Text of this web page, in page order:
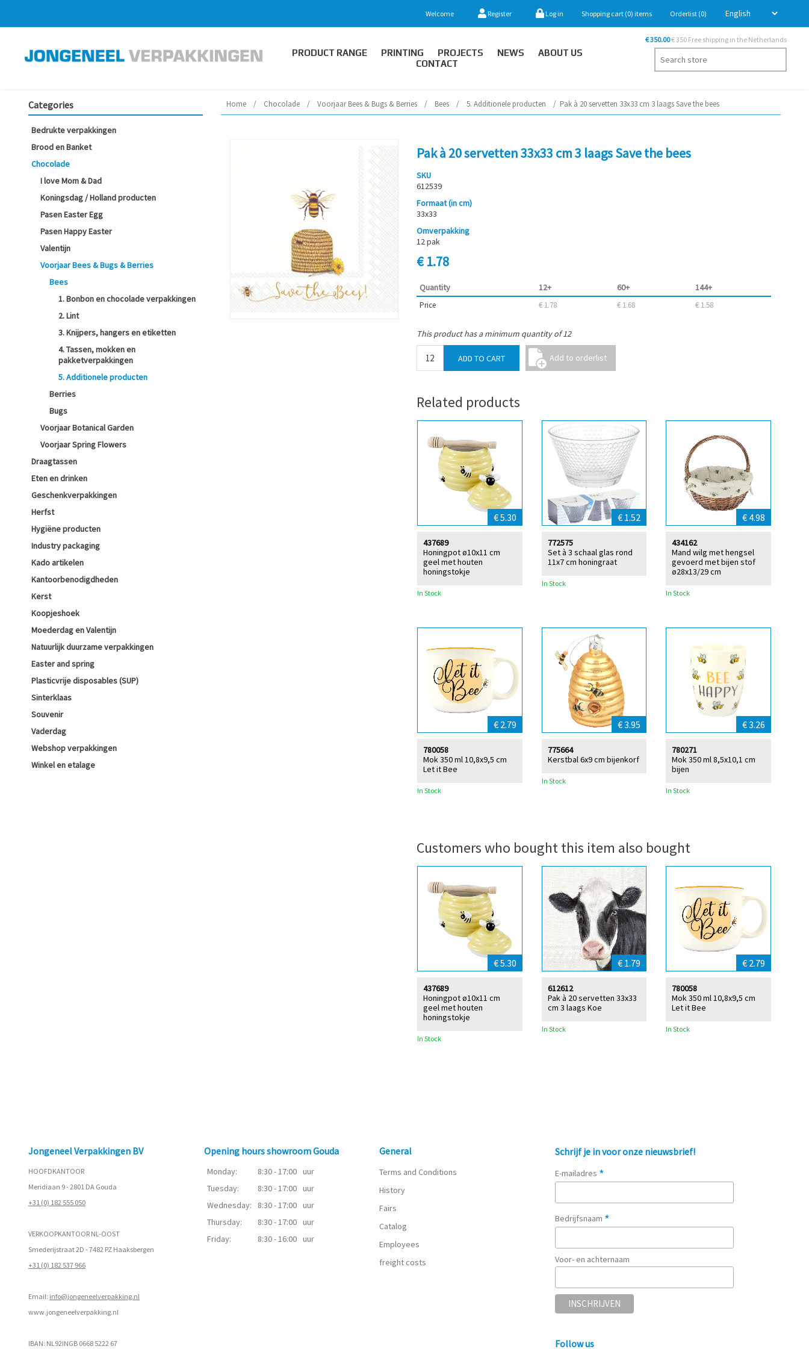
Welcome Register Log in Shopping cart (0) items Orderlist (0)
PRODUCT RANGE PRINTING PROJECTS NEWS
ABOUT US
CONTACT
€ 350.00€ 350 Free shipping in the Netherlands
Categories
Bedrukte verpakkingen
Brood en Banket
Chocolade
I love Mom & Dad
Koningsdag / Holland producten
Pasen Easter Egg
Pasen Happy Easter
Valentijn
Voorjaar Bees & Bugs & Berries
Bees
1. Bonbon en chocolade verpakkingen
2. Lint
3. Knijpers, hangers en etiketten
4. Tassen, mokken en
pakketverpakkingen
5. Additionele producten
Berries
Bugs
Voorjaar Botanical Garden
Voorjaar Spring Flowers
Draagtassen
Eten en drinken
Geschenkverpakkingen
Herfst
Hygiëne producten
Industry packaging
Kado artikelen
Kantoorbenodigdheden
Kerst
Koopjeshoek
Moederdag en Valentijn
Natuurlijk duurzame verpakkingen
Easter and spring
Plasticvrije disposables (SUP)
Sinterklaas
Souvenir
Vaderdag
Webshop verpakkingen
Winkel en etalage
Home / Chocolade / Voorjaar Bees & Bugs & Berries / Bees / 5. Additionele producten / Pak à 20 servetten 33x33 cm 3 laags Save the bees
Pak à 20 servetten 33x33 cm 3 laags Save the bees
SKU
612539
Formaat (in cm)
33x33
Omverpakking
12 pak
€ 1.78
Quantity 12+ 60+ 144+
Price € 1.78 € 1.68 € 1.58
This product has a minimum quantity of 12
Related products
€ 5.30
Honingpot ø10x11 cm
geel met houten
honingstokje
437689
In Stock
€ 1.52
Set à 3 schaal glas rond
11x7 cm honingraat
772575
In Stock
€ 4.98
Mand wilg met hengsel
gevoerd met bijen stof
ø28x13/29 cm
434162
In Stock
€ 2.79
Mok 350 ml 10,8x9,5 cm
Let it Bee
780058
In Stock
€ 3.95
Kerstbal 6x9 cm bijenkorf
775664
In Stock
€ 3.26
Mok 350 ml 8,5x10,1 cm
bijen
780271
In Stock
Customers who bought this item also bought
€ 5.30
Honingpot ø10x11 cm
geel met houten
honingstokje
437689
In Stock
€ 1.79
Pak à 20 servetten 33x33
cm 3 laags Koe
612612
In Stock
€ 2.79
Mok 350 ml 10,8x9,5 cm
Let it Bee
780058
In Stock
Jongeneel Verpakkingen BV
HOOFDKANTOOR
Meridiaan 9 - 2801 DA Gouda
+31 (0) 182 555 050
VERKOOPKANTOOR NL-OOST
Smederijstraat 2D - 7482 PZ Haaksbergen
+31 (0) 182 537 966
Email: info@jongeneelverpakking.nl
www.jongeneelverpakking.nl
IBAN: NL92INGB 0668 5222 67
Opening hours showroom Gouda
Monday: 8:30 - 17:00 uur
Tuesday:
8:30 - 17:00 uur
Wednesday:
8:30 - 17:00 uur
Thursday:
8:30 - 17:00 uur
Friday:
8:30 - 16:00 uur
General
Terms and Conditions
History
Fairs
Catalog
Employees
freight costs
Schrijf je in voor onze nieuwsbrief!
E-mailadres *
Bedrijfsnaam *
Voor- en achternaam
Follow us